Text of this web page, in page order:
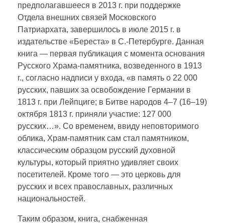
предполагавшееся в 2013 г. при поддержке
Отдела внешних связей Московского
Патриархата, завершилось в июле 2015 г. в
издательстве «Береста» в С.-Петербурге. Данная
книга — первая публикация с момента основания
Русского Храма-памятника, возведенного в 1913
г., согласно надписи у входа, «в память о 22 000
русских, павших за освобождение Германии в
1813 г. при Лейпциге; в Битве народов 4–7 (16–19)
октября 1813 г. приняли участие: 127 000
русских…». Со временем, ввиду неповто­римого
облика, Храм-памятник сам стал памятником,
классическим образцом русский духовной
культуры, который приятно удивляет своих
посетителей. Кроме того — это церковь для
русских и всех православных, различ­ных
национальностей.
Таким образом, книга, снабженная